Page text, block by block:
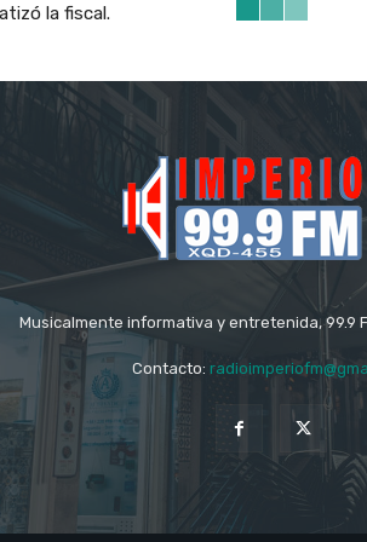
la fiscal.
Musicalmente informativa y entretenida, 99.9
Contacto: